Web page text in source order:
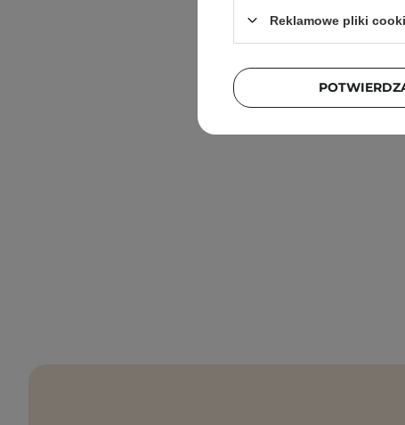
One -
Reklamowe pliki